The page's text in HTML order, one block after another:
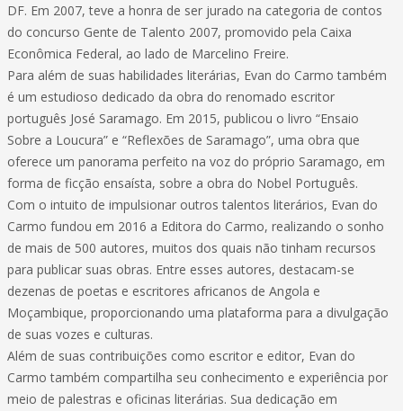
DF. Em 2007, teve a honra de ser jurado na categoria de contos
do concurso Gente de Talento 2007, promovido pela Caixa
Econômica Federal, ao lado de Marcelino Freire.
Para além de suas habilidades literárias, Evan do Carmo também
é um estudioso dedicado da obra do renomado escritor
português José Saramago. Em 2015, publicou o livro “Ensaio
Sobre a Loucura” e “Reflexões de Saramago”, uma obra que
oferece um panorama perfeito na voz do próprio Saramago, em
forma de ficção ensaísta, sobre a obra do Nobel Português.
Com o intuito de impulsionar outros talentos literários, Evan do
Carmo fundou em 2016 a Editora do Carmo, realizando o sonho
de mais de 500 autores, muitos dos quais não tinham recursos
para publicar suas obras. Entre esses autores, destacam-se
dezenas de poetas e escritores africanos de Angola e
Moçambique, proporcionando uma plataforma para a divulgação
de suas vozes e culturas.
Além de suas contribuições como escritor e editor, Evan do
Carmo também compartilha seu conhecimento e experiência por
meio de palestras e oficinas literárias. Sua dedicação em